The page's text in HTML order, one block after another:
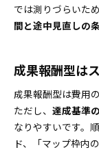
では測りづらいた
間と途中見直しの
成果報酬型は
成果報酬型は費用
ただし、 達成基準
なりやすいです。
ド、「マップ枠内